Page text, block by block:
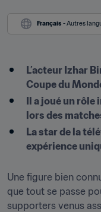
Français - Autres
L’acteur Izhar
Coupe du
Il a joué un
lors des
La star de la
expérience
Une figure bien
que tout se passe
supporters venus